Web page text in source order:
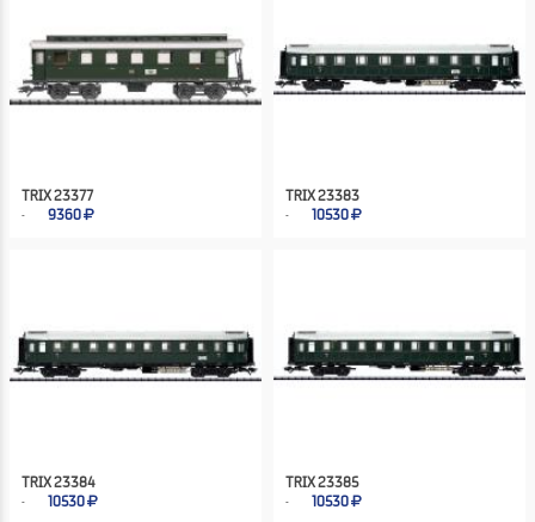
TRIX 23377
9360
TRIX 23383
10530
TRIX 23384
10530
TRIX 23385
10530